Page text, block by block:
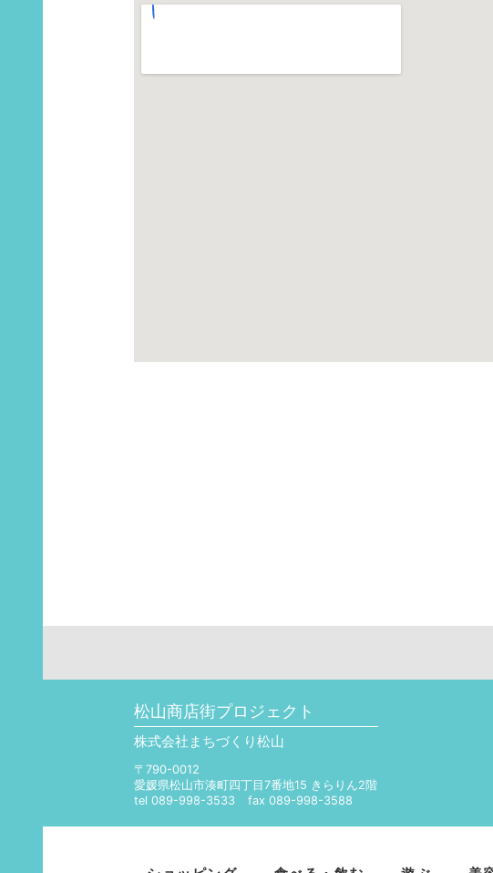
松山商店街プロジェクト
株式会社まちづくり松山
〒790-0012
愛媛県松山市湊町四丁目7番地15 きらりん2階
tel 089-998-3533
fax 089-998-3588